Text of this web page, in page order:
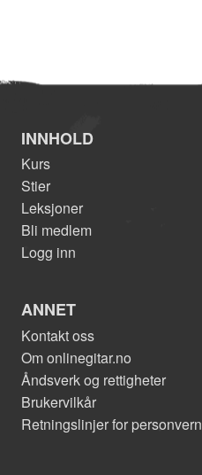
INNHOLD
Kurs
Stier
Leksjoner
Bli medlem
Logg inn
ANNET
Kontakt oss
Om onlinegitar.no
Åndsverk og rettigheter
Brukervilkår
Retningslinjer for personvern